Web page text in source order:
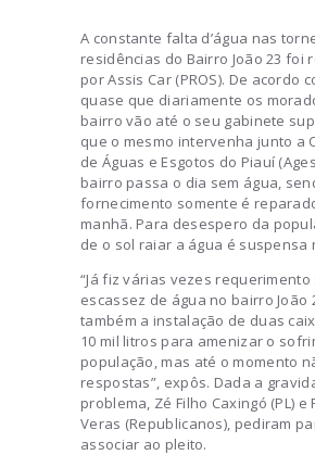
A constante falta d’água nas
residências do Bairro João 23 foi
por Assis Car (PROS). De acordo
quase que diariamente os
bairro vão até o seu gabinete
que o mesmo intervenha junto a
de Águas e Esgotos do Piauí
bairro passa o dia sem água,
fornecimento somente é
manhã. Para desespero da
de o sol raiar a água é suspensa
“Já fiz várias vezes requerimento
escassez de água no bairro João
também a instalação de duas
10 mil litros para amenizar o
população, mas até o momento
respostas”, expôs. Dada a
problema, Zé Filho Caxingó (PL) e
Veras (Republicanos), pediram
associar ao pleito.